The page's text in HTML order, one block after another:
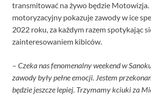
transmitować na żywo będzie Motowizja.
motoryzacyjny pokazuje zawody w ice
2022 roku, za każdym razem spotykając
zainteresowaniem kibiców.
– Czeka nas fenomenalny weekend w
zawody były pełne emocji. Jestem
będzie jeszcze lepiej. Trzymamy kciuki za